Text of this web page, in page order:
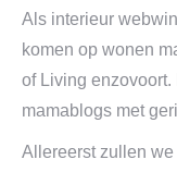
Als interieur
komen op wonen
of Living
mamablogs met
Allereerst zullen